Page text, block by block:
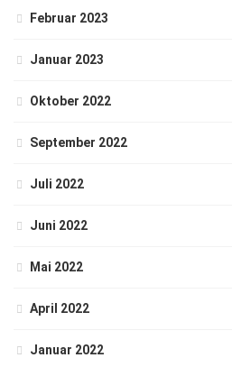
Februar 2023
Januar 2023
Oktober 2022
September 2022
Juli 2022
Juni 2022
Mai 2022
April 2022
Januar 2022